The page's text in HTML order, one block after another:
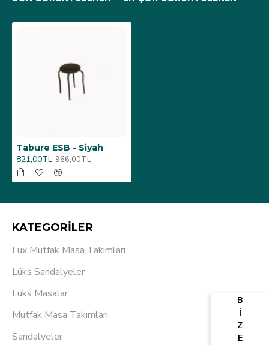
Tabure ESB - Siyah
821,00TL 966,00TL
KATEGORİLER
Lux Mutfak Masa Takımları
Lüks Sandalyeler
Lüks Masalar
Mutfak Masa Takımları
Sandalyeler
B
İ
Z
E